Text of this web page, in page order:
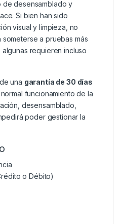
desensamblado y
Si bien han sido
visual y limpieza, no
a pruebas más
requieren incluso
una garantía de 30 días
funcionamiento de la
desensamblado,
poder gestionar la
o Débito)